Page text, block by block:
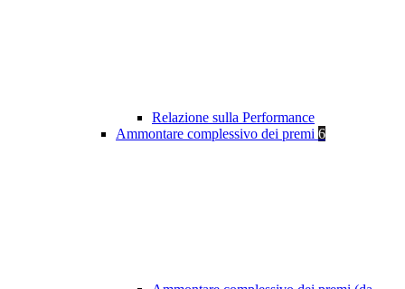
Relazione sulla Performance
Ammontare complessivo dei premi 6